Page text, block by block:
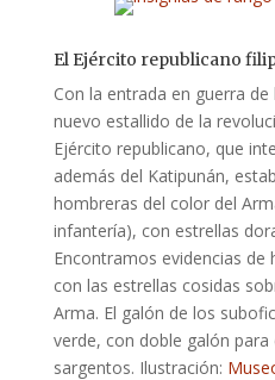
El Ejército republicano
Con la entrada en guerra
nuevo estallido de la
Ejército republicano, que
además del Katipunán,
hombreras del color del
infantería), con estrellas
Encontramos evidencias de
con las estrellas cosidas
Arma. El galón de los
verde, con doble galón
sargentos. Ilustración: